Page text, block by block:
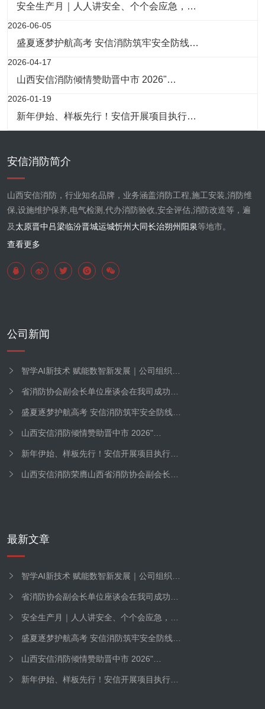
安全生产月｜人人讲安全、个个会应急，…
2026-06-05
盛夏逐梦护航高考 安信消防筑牢安全防线…
2026-04-17
山西安信消防倾情赞助晋中市 2026"…
2026-01-19
新年伊始、样板先行！安信开展项目执行…
安信消防简介
山西安信消防，行业知名品牌，业务涵盖消防工程,施工安装,消防维
保,设施维护保养,电气检测,代办消防验收,安全评估,消防改造等，遍
及 太原晋中 吕梁临汾晋城运城忻州 大同长治朔州 阳泉等地市。
查看更多
公司新闻
智学AI新技术 赋能数智新发展｜公司组织…
省消防协会副会长单位座谈会在我司成功…
盛夏逐梦护航高考 安信消防筑牢安全防线…
山西安信消防倾情赞助晋中市 2026"…
新年伊始、样板先行！安信开展项目执行…
山西安信消防荣膺山西省消防协会副会长…
最新文章
智学AI新技术 赋能数智新发展｜公司组织…
省消防协会副会长单位座谈会在我司成功…
安全生产月｜人人讲安全、个个会应急，…
盛夏逐梦护航高考 安信消防筑牢安全防线…
山西安信消防倾情赞助晋中市 2026"…
新年伊始、样板先行！安信开展项目执行…